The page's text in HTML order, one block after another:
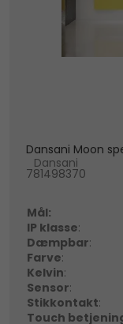
Dansani Moon
Dansani
781498370
Mål:
IP klasse:
Dæmpbar:
Farve:
Kelvin:
Sensor:
Stikkontakt:
Touch